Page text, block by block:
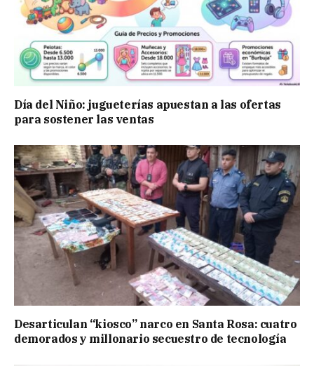
Día del Niño: jugueterías apuestan a las ofertas
para sostener las ventas
Desarticulan “kiosco” narco en Santa Rosa: cuatro
demorados y millonario secuestro de tecnología